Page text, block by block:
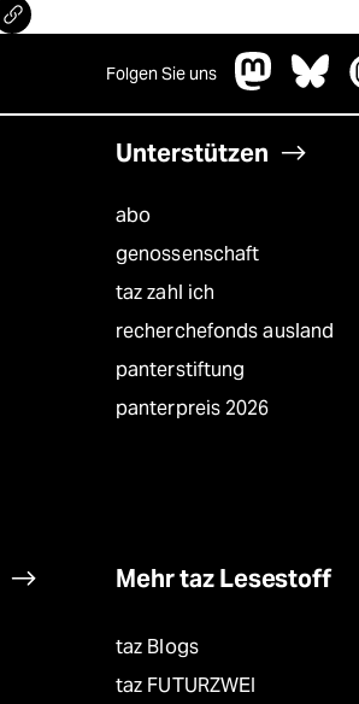
Folgen Sie uns
Unterstützen
abo
genossenschaft
taz zahl ich
recherchefonds ausland
panterstiftung
panterpreis 2026
Mehr taz Lesestoff
taz Blogs
taz FUTURZWEI